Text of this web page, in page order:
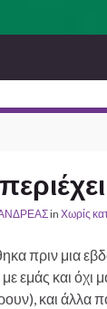
in Χωρίς
πριν μια
εμάς και
και άλλα